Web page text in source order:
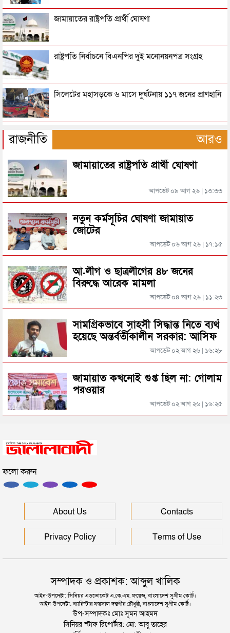
মৌলভীবাজারে ব্যবসায়ীর মরদেহ উদ্ধার
স্ত্রীকে হত্যা করে মাটিতে চাপা, ১৯ দিন পর লাশ উদ্ধার
সিলেটে স্ত্রীকে দিয়ে ডেকে নিয়ে যুবককে হত্যার অভিযোগ
সিলেটের যে সড়কে প্রাণ গেল মা-ছেলের
ছেলের কুড়ালের আঘাতে প্রাণ গেল বাবার
পরিবহণ শ্রমিক সংঘর্ষ, হত্যা মামলায় রঞ্জু গ্রেফতার
যে কারণে মৌলভীবাজারে বিজিবি মোতায়েন
সিলেটে ভারতীয় পণ্যসহ ৮ জন গ্রেফতার, ট্রাক-বাস জব্দ
বড়লেখায় যে কারণে জামায়াত নেতা গ্রেফতার
জামায়াতের রাষ্ট্রপতি প্রার্থী ঘোষণা
রাষ্ট্রপতি নির্বাচনে বিএনপির দুই মনোনয়নপত্র সংগ্রহ
সিলেটের মহাসড়কে ৬ মাসে দুর্ঘটনায় ১১৭ জনের প্রাণহানি
জৈন্তাপুরে বাস চাপায় বৃদ্ধ নিহত, সড়ক অবরোধ
কুলাউড়া সীমান্তে ভারতের অভ্যন্তরে বিএসএফের গুলিতে
বাংলাদেশি নিহত
মহেশখালীর মাতারবাড়িতে পৌঁছেছেন প্রধানমন্ত্রী
হেলিকপ্টারে মহেশখালীর পথে প্রধানমন্ত্রী
পিকআপসহ তিনজনকে ধরল সিলেট র‌্যাব
সিলেটে কাগজ ছাড়া রাস্তায় নামলেই বিপদ
নতুন কর্মসূচির ঘোষণা জামায়াত জোটের
প্রশাসন একাকার হয়ে যাওয়া”
সিলেটে ফাহিমা ধর্ষণচেষ্টা ও হত্যা মামলায় জাকিরের
মৃত্যুদণ্ড
রাজনীতি আরও
জামায়াতের রাষ্ট্রপতি প্রার্থী ঘোষণা
আপডেট ০৯ আগ ২৬ | ১৩:৩৩
নতুন কর্মসূচির ঘোষণা জামায়াত
জোটের
আপডেট ০৬ আগ ২৬ | ১৭:১৫
আ.লীগ ও ছাত্রলীগের ৪৮ জনের
বিরুদ্ধে আরেক মামলা
আপডেট ০৪ আগ ২৬ | ১১:২৩
সামগ্রিকভাবে সাহসী সিদ্ধান্ত নিতে ব্যর্থ
হয়েছে অন্তর্বর্তীকালীন সরকার: আসিফ
আপডেট ০২ আগ ২৬ | ১৬:২৮
জামায়াত কখনোই গুপ্ত ছিল না: গোলাম
পরওয়ার
আপডেট ০২ আগ ২৬ | ১৬:২৫
ফলো করুন
About Us Contacts
Privacy Policy Terms of Use
সম্পাদক ও প্রকাশক: আব্দুল খালিক
আইন-উপদেষ্টা: সিনিয়র এডভোকেট এ.কে.এম. ফয়েজ, বাংলাদেশ সুপ্রীম কোর্ট।
আইন-উপদেষ্টা: ব্যারিস্টার ফয়সাল দস্তগীর চৌধুরী, বাংলাদেশ সুপ্রীম কোর্ট।
উপ-সম্পাদকঃ মোঃ সুমন আহমদ
সিনিয়র স্টাফ রিপোর্টার: মো: আবু তাহের